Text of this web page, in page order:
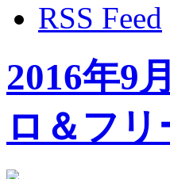
RSS Feed
2016年9
ロ＆フ